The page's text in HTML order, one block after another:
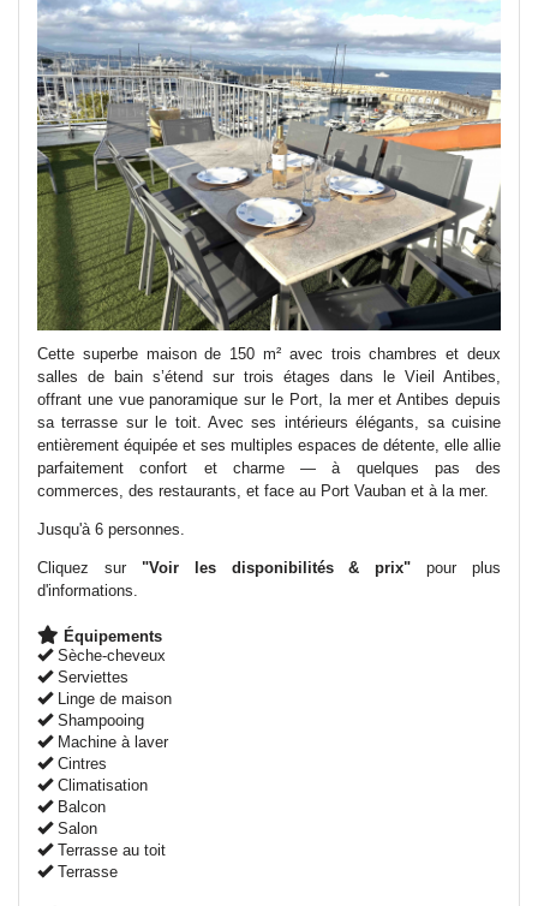
Cette superbe maison de 150 m² avec trois chambres et deux
salles de bain s’étend sur trois étages dans le Vieil Antibes,
offrant une vue panoramique sur le Port, la mer et Antibes depuis
sa terrasse sur le toit. Avec ses intérieurs élégants, sa cuisine
entièrement équipée et ses multiples espaces de détente, elle allie
parfaitement confort et charme — à quelques pas des
commerces, des restaurants, et face au Port Vauban et à la mer.
Jusqu'à 6 personnes.
Cliquez sur "Voir les disponibilités & prix" pour plus
d'informations.
Équipements
Sèche-cheveux
Serviettes
Linge de maison
Shampooing
Machine à laver
Cintres
Climatisation
Balcon
Salon
Terrasse au toit
Terrasse